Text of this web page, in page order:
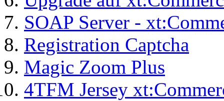
SOAP Server -
Registration Captcha
Magic Zoom Plus
4TFM Jersey